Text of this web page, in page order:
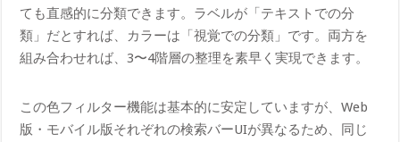
ても直感的に分類できます。ラベルが「テキストでの分
類」だとすれば、カラーは「視覚での分類」です。両方を
組み合わせれば、3〜4階層の整理を素早く実現できます。
この色フィルター機能は基本的に安定していますが、Web
版・モバイル版それぞれの検索バーUIが異なるため、同じ